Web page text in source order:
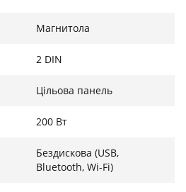
дисплей, обеспечивающий
Отсутствие механического
место для самых
и интеграция со
Магнитола
2 DIN
Цільова панель
200 Вт
Бездискова (USB,
Bluetooth, Wi-Fi)